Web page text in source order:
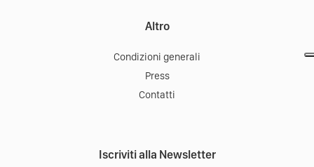
Altro
Condizioni generali
Press
Contatti
Iscriviti alla Newsletter